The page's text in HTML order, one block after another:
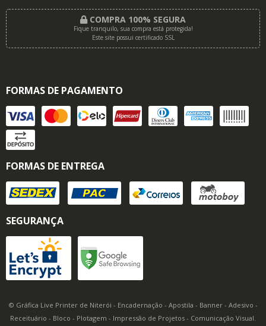
COMPRA 100% SEGURA
Fique tranquilo, sua compra está protegida!
Este site possui certificado SSL
FORMAS DE PAGAMENTO
FORMAS DE ENTREGA
SEGURANÇA
© Gráfica Live Printer de Niterói - Encadernação - Apostila - Banner - Adesivo -
Receituário - Bloco - Plotagem - Impressão de Projetos - Comunicação Visual.